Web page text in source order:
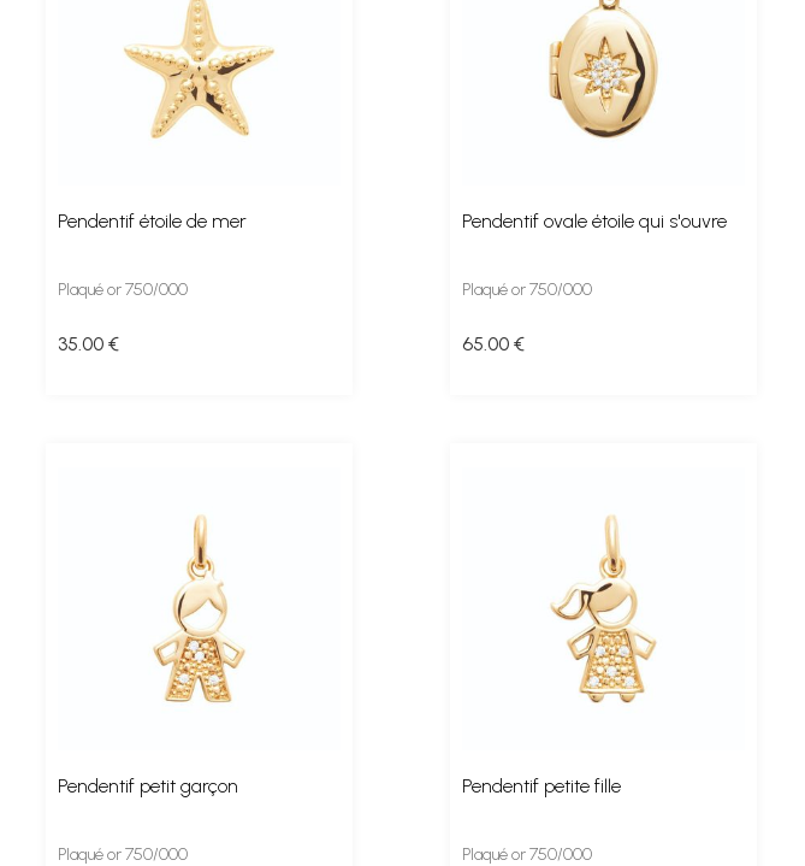
Pendentif étoile de mer
Plaqué or 750/000
35 .00 €
Pendentif ovale étoile qui s'ouvre
Plaqué or 750/000
65 .00 €
Pendentif petit garçon
Plaqué or 750/000
Pendentif petite fille
Plaqué or 750/000